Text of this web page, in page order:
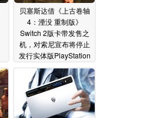
贝塞斯达借《上古卷轴
4：湮没 重制版》
Switch 2版卡带发售之
机，对索尼宣布将停止
发行实体版PlayStation
游戏一事进行了揶揄
07/05/2026